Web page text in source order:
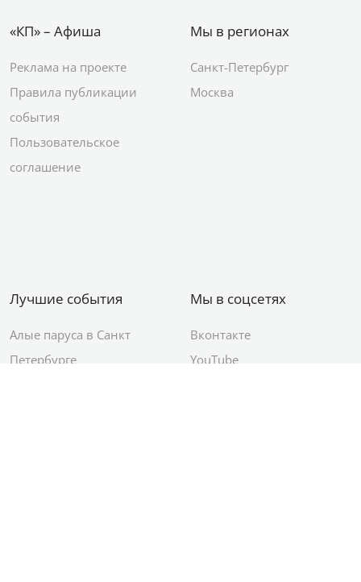
«КП» – Афиша
Реклама на проекте
Правила публикации
события
Пользовательское
соглашение
Мы в регионах
Санкт-Петербург
Москва
Лучшие события
Алые паруса в Санкт
Петербурге
Мы в соцсетях
Вконтакте
YouTube